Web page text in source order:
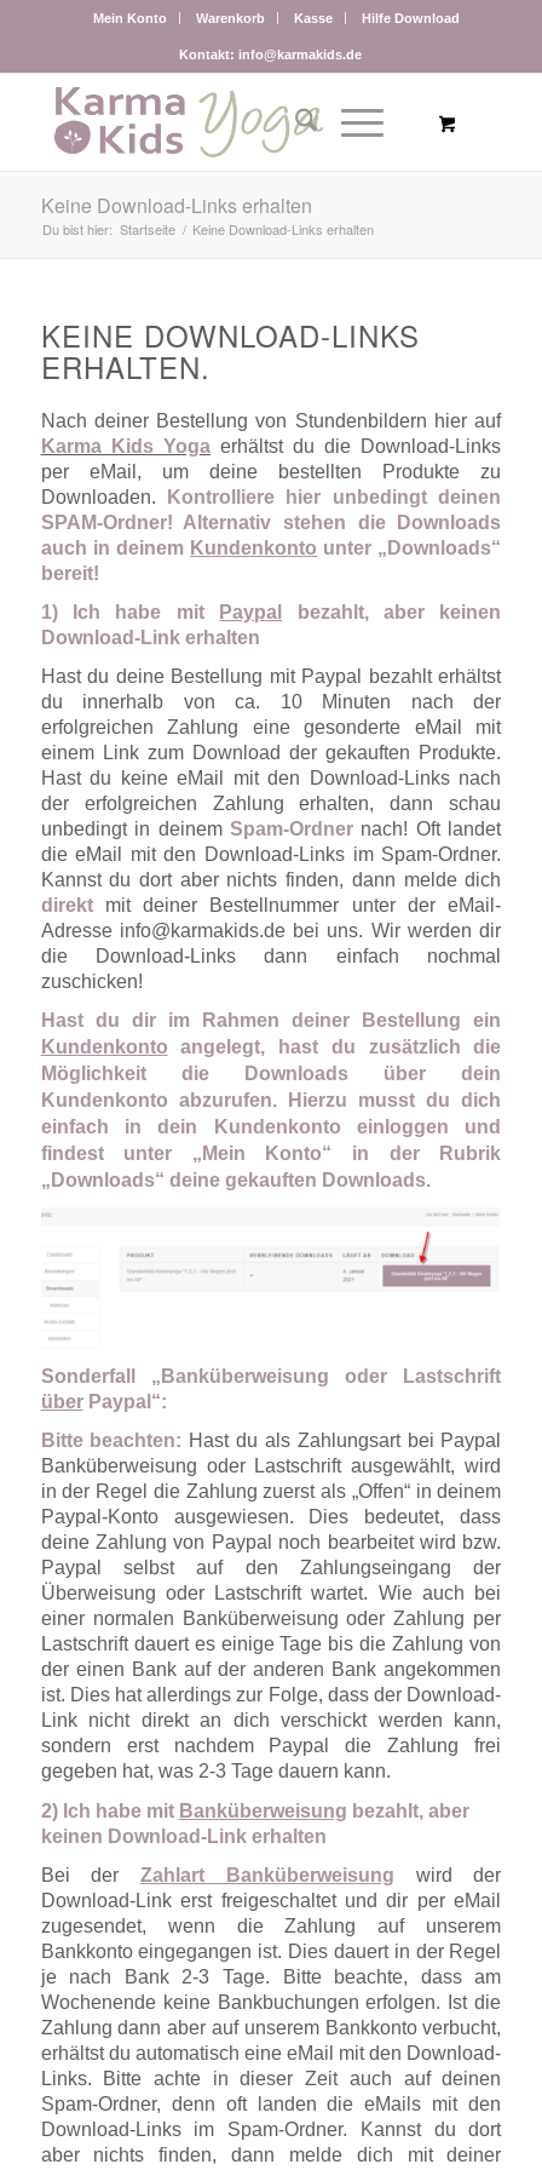
Mein Konto Warenkorb Kasse Hilfe Download
Kontakt: info@karmakids.de
Keine Download-Links erhalten
Du bist hier: Startseite / Keine Download-Links erhalten
KEINE DOWNLOAD-LINKS
ERHALTEN.
Nach deiner Bestellung von Stundenbildern hier auf
Karma Kids Yogaerhältst du die Download-Links
per eMail, um deine bestellten Produkte zu
Downloaden.
Kontrolliere hier unbedingt deinen
SPAM-Ordner! Alternativ stehen die Downloads
auch in deinem Kundenkonto unter „Downloads“
bereit!
1) Ich habe mit
Paypal
bezahlt, aber keinen
Download-Link erhalten
Hast du deine Bestellung mit Paypal bezahlt erhältst
du innerhalb von ca. 10 Minuten nach der
erfolgreichen Zahlung eine gesonderte eMail mit
einem Link zum Download der gekauften Produkte.
Hast du keine eMail mit den Download-Links nach
der erfolgreichen Zahlung erhalten, dann schau
unbedingt in deinem Spam-Ordner nach! Oft landet
die eMail mit den Download-Links im Spam-Ordner.
Kannst du dort aber nichts finden, dann melde dich
direktmit deiner Bestellnummer unter der eMail-
Adresse info@karmakids.de bei uns. Wir werden dir
die Download-Links dann einfach nochmal
zuschicken!
Hast du dir im Rahmen deiner Bestellung ein
Kundenkonto angelegt, hast du zusätzlich die
Möglichkeit die Downloads über dein
Kundenkonto abzurufen. Hierzu musst du dich
einfach in dein Kundenkonto einloggen und
findest unter „Mein Konto“ in der Rubrik
„Downloads“ deine gekauften Downloads.
Sonderfall „Banküberweisung oder Lastschrift
überPaypal“:
Bitte beachten: Hast du als Zahlungsart bei Paypal
Banküberweisung oder Lastschrift ausgewählt, wird
in der Regel die Zahlung zuerst als „Offen“ in deinem
Paypal-Konto ausgewiesen. Dies bedeutet, dass
deine Zahlung von Paypal noch bearbeitet wird bzw.
Paypal selbst auf den Zahlungseingang der
Überweisung oder Lastschrift wartet. Wie auch bei
einer normalen Banküberweisung oder Zahlung per
Lastschrift dauert es einige Tage bis die Zahlung von
der einen Bank auf der anderen Bank angekommen
ist. Dies hat allerdings zur Folge, dass der Download-
Link nicht direkt an dich verschickt werden kann,
sondern erst nachdem Paypal die Zahlung frei
gegeben hat, was 2-3 Tage dauern kann.
2) Ich habe mit Banküberweisung bezahlt, aber
keinen Download-Link erhalten
Bei derZahlart Banküberweisung wird der
Download-Link erst freigeschaltet und dir per eMail
zugesendet, wenn die Zahlung auf unserem
Bankkonto eingegangen ist. Dies dauert in der Regel
je nach Bank 2-3 Tage. Bitte beachte, dass am
Wochenende keine Bankbuchungen erfolgen. Ist die
Zahlung dann aber auf unserem Bankkonto verbucht,
erhältst du automatisch eine eMail mit den Download-
Links. Bitte achte in dieser Zeit auch auf deinen
Spam-Ordner, denn oft landen die eMails mit den
Download-Links im Spam-Ordner. Kannst du dort
aber nichts finden, dann melde dich mit deiner